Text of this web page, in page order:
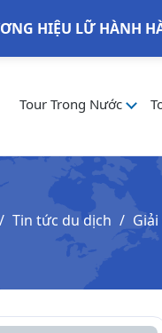
HIỆU LỮ HÀNH
Tour Trong Nước
Tin tức du dịch